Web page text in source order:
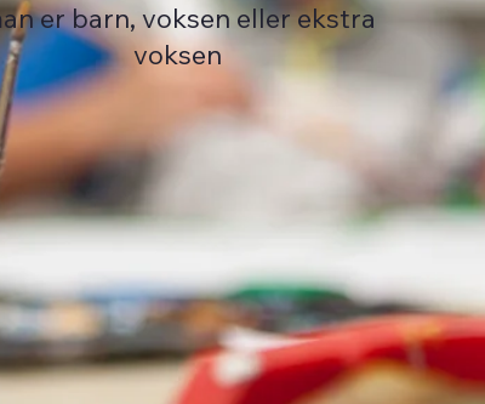
er barn, voksen eller ekstra
voksen